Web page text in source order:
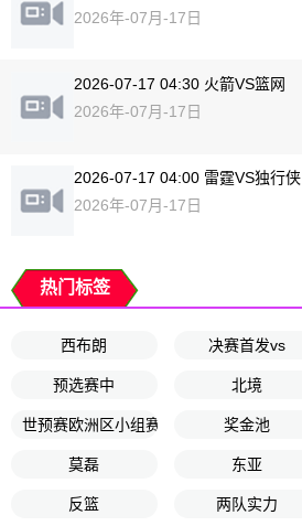
2026年-07月-17日
2026-07-17 04:30 火箭VS篮网
2026年-07月-17日
2026-07-17 04:00 雷霆VS独行侠
2026年-07月-17日
热门标签
西布朗 决赛首发vs
预选赛中 北境
世预赛欧洲区小组赛F组第6轮奖金池
莫磊 东亚
反篮 两队实力